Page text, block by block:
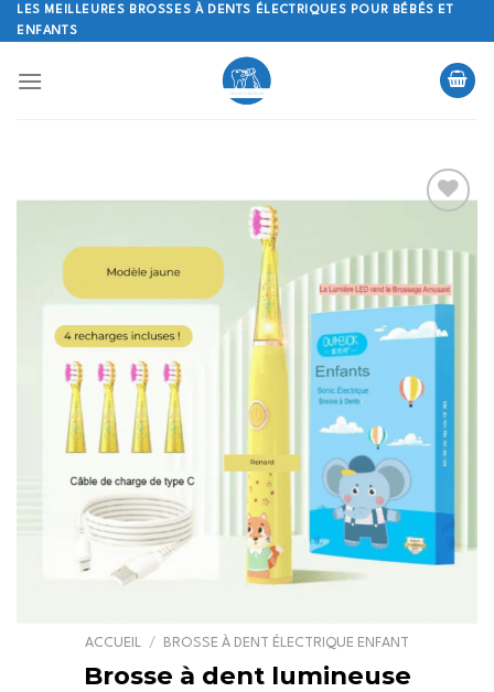
Skip
to
LES MEILLEURES BROSSES À DENTS ÉLECTRIQUES POUR BÉBÉS ET
ENFANTS
à la
liste
d’envies
ACCUEIL / BROSSE À DENT ÉLECTRIQUE ENFANT
Brosse à dent lumineuse